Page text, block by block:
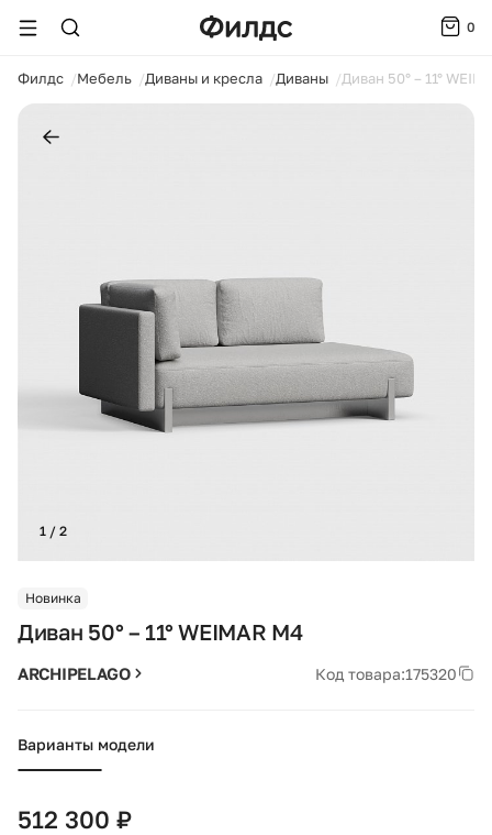
0
Филдс Мебель Диваны и кресла Диваны Диван 50° – 11°
1 / 2
Новинка
Диван 50° – 11° WEIMAR M4
ARCHIPELAGO Код товара:175320
Варианты модели
512 300 ₽